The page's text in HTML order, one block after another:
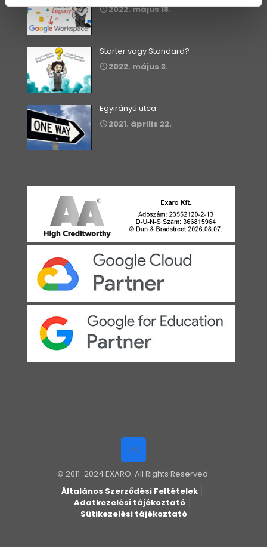
2022. május 18.
Starter vagy Standard?
2022. május 3.
Egyirányú utca
2021. április 22.
© 2011-2024 EXARO. All Rights Reserved.
Általános Szerződési Feltételek
Adatkezelési tájékoztató
Sütikezelési tájékoztató